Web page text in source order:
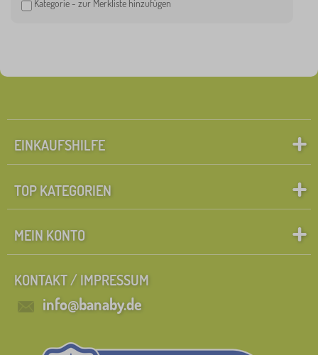
Kategorie - zur Merkliste hinzufügen
EINKAUFSHILFE
TOP KATEGORIEN
MEIN KONTO
KONTAKT / IMPRESSUM
info@banaby.de